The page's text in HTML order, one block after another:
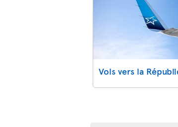
Vols vers la